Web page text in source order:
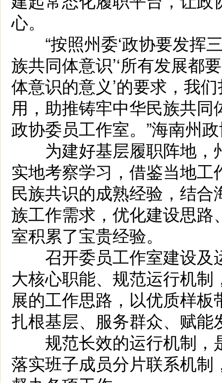
心。
“按照州委‘政协要发挥
族共同体意识’‘所有发展都
体意识的意义’的要求，我
用，助推铸牢中华民族共同
政协委员工作室。”海南州
为建好基层履职阵地，
实地考察学习，借鉴当地
民族共识的成熟经验，结
族工作需求，优化建设思
室积累了宝贵经验。
召开委员工作室建设及
大核心职能、规范运行机
展的工作思路，以优质样
扎根基层、服务群众、赋能
规范长效的运行机制，
落实班子成员分片联系机